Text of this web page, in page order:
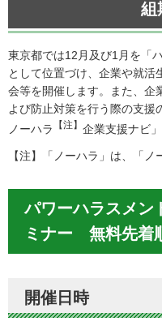
組
東京都では12月及び1月を「
として位置づけ、企業や就活
会等を開催します。また、企
よび防止対策を行う際の支援
ノーハラ
【注】 企業支援ナビ
【注】「ノーハラ」は、「ノ
パワーハラスメン
ミナー 無料先着
開催日時